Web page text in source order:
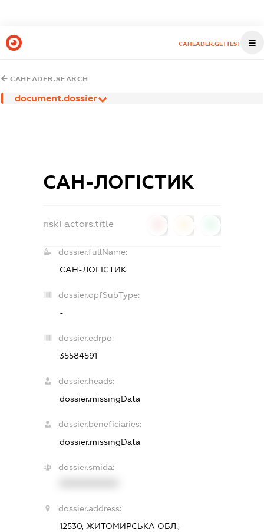
CAHEADER.GETTEST
CAHEADER.SEARCH
document.dossier
САН-ЛОГІСТИК
riskFactors.title
dossier.fullName:
САН-ЛОГІСТИК
dossier.opfSubType:
-
dossier.edrpo:
35584591
dossier.heads:
dossier.missingData
dossier.beneficiaries:
dossier.missingData
dossier.smida:
dossier.address:
12530, ЖИТОМИРСЬКА ОБЛ.,